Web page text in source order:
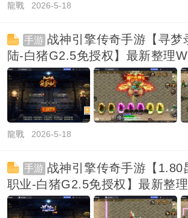
龍戰2026-5-18
手游 战神引擎传奇手游【寻梦
陆-白猪G2.5免授权】最新整理
+安卓苹
龍戰2026-5-18
手游 战神引擎传奇手游【1.80
职业-白猪G2.5免授权】最新整
+安卓